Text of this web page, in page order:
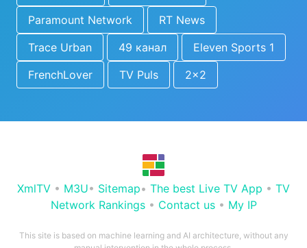
Paramount Network
RT News
Trace Urban
49 канал
Eleven Sports 1
FrenchLover
TV Puls 2x2
XmlTV • M3U• Sitemap• The best Live TV App • TV
Network Rankings• Contact us• My IP
This site is based on machine learning and AI architecture, without any